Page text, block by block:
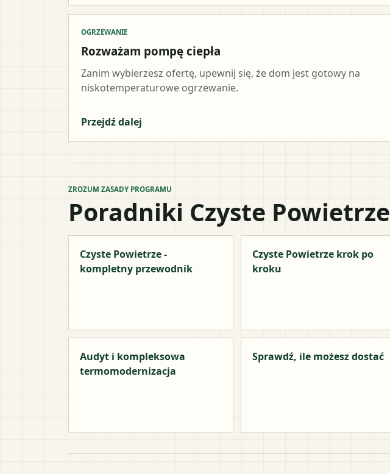
OGRZEWANIE
Rozważam pompę ciepła
Zanim wybierzesz ofertę, upewnij się, że dom jest gotowy na
niskotemperaturowe ogrzewanie.
Przejdź dalej
ZROZUM ZASADY PROGRAMU
Poradniki Czyste Powietrze
Czyste Powietrze -
kompletny przewodnik
Czyste Powietrze krok po
kroku
Audyt i kompleksowa
termomodernizacja
Sprawdź, ile możesz dostać